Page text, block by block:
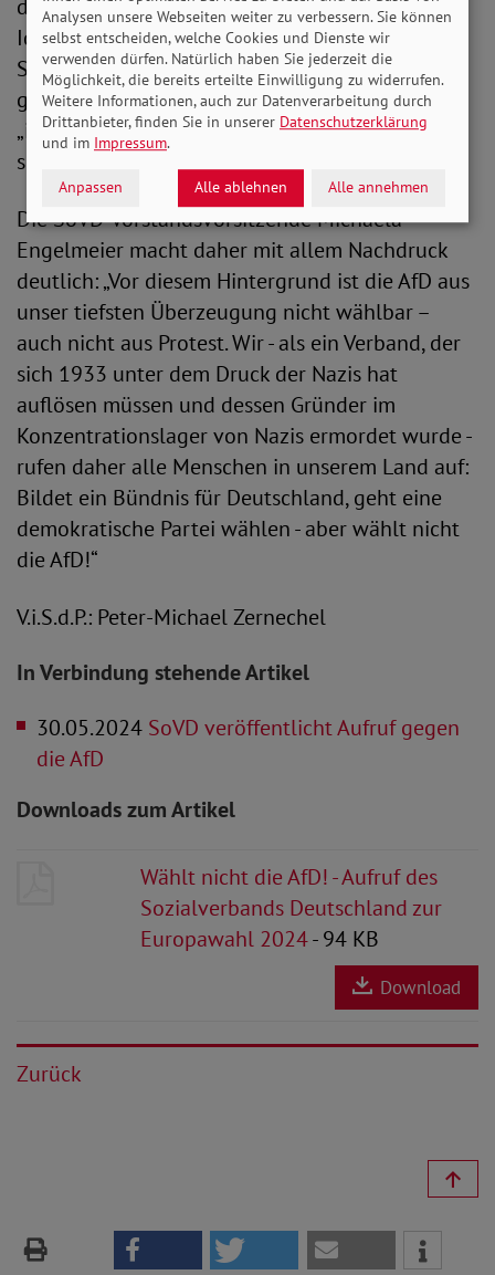
die Menschen ab, die mangels „deutscher
Identität“ nicht dazugehören könnten. Für den
Sozialstaat leitet die AfD daraus ab, dass
gegenseitige Hilfe und Solidarität auf Personen
„innerhalb unseres Volkes“ beschränkt werden
sollte.
Die SoVD-Vorstandsvorsitzende Michaela
Engelmeier macht daher mit allem Nachdruck
deutlich: „Vor diesem Hintergrund ist die AfD aus
unser tiefsten Überzeugung nicht wählbar –
auch nicht aus Protest. Wir - als ein Verband, der
sich 1933 unter dem Druck der Nazis hat
auflösen müssen und dessen Gründer im
Konzentrationslager von Nazis ermordet wurde -
rufen daher alle Menschen in unserem Land auf:
Bildet ein Bündnis für Deutschland, geht eine
demokratische Partei wählen - aber wählt nicht
die AfD!“
V.i.S.d.P.: Peter-Michael Zernechel
In Verbindung stehende Artikel
30.05.2024 SoVD veröffentlicht Aufruf gegen
die AfD
Downloads zum Artikel
Wählt nicht die AfD! - Aufruf des
Sozialverbands Deutschland zur
Europawahl 2024- 94 KB
Download
Zurück
Analysen unsere Webseiten weiter zu verbessern. Sie können
selbst entscheiden, welche Cookies und Dienste wir
verwenden dürfen. Natürlich haben Sie jederzeit die
Möglichkeit, die bereits erteilte Einwilligung zu widerrufen.
Weitere Informationen, auch zur Datenverarbeitung durch
Drittanbieter, finden Sie in unserer Datenschutzerklärung
und im Impressum.
Anpassen Alle ablehnen Alle annehmen